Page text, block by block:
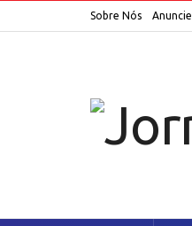
Sobre Nós Anuncie